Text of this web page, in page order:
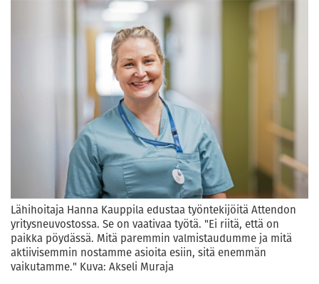
Lähihoitaja Hanna Kauppila edustaa työntekijöitä Attendon
yritysneuvostossa. Se on vaativaa työtä. "Ei riitä, että on
paikka pöydässä. Mitä paremmin valmistaudumme ja mitä
aktiivisemmin nostamme asioita esiin, sitä enemmän
vaikutamme." Kuva: Akseli Muraja